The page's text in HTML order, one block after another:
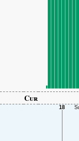
Cur